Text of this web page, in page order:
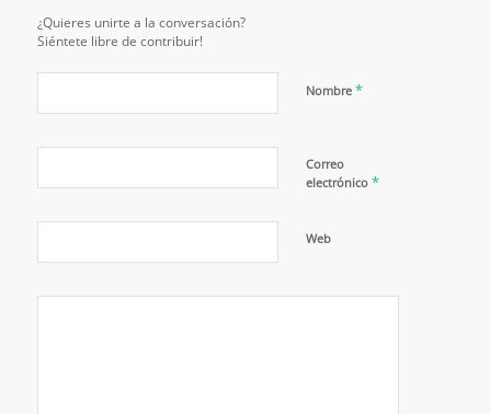
¿Quieres unirte a la conversación?
Siéntete libre de contribuir!
Nombre *
Correo
electrónico *
Web